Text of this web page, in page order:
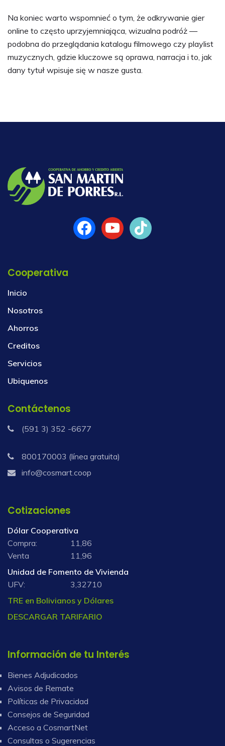
Na koniec warto wspomnieć o tym, że odkrywanie gier
online to często uprzyjemniająca, wizualna podróż —
podobna do przeglądania katalogu filmowego czy playlist
muzycznych, gdzie kluczowe są oprawa, narracja i to, jak
dany tytuł wpisuje się w nasze gusta.
Cooperativa
Inicio
Nosotros
Ahorros
Creditos
Servicios
Ubiquenos
Contáctenos
(591 3) 352 -6677
800170003 (línea gratuita)
info@cosmart.coop
Cotizaciones
Dólar Cooperativa
Compra:
11,86
Venta
11,96
Unidad de Fomento de Vivienda
UFV:
3,32710
TRE en Bolivianos y Dólares
DESCARGAR TARIFARIO
Información de tu Interés
Bienes Adjudicados
Avisos de Remate
Políticas de Privacidad
Consejos de Seguridad
Acceso a CosmartNet
Consultas o Sugerencias